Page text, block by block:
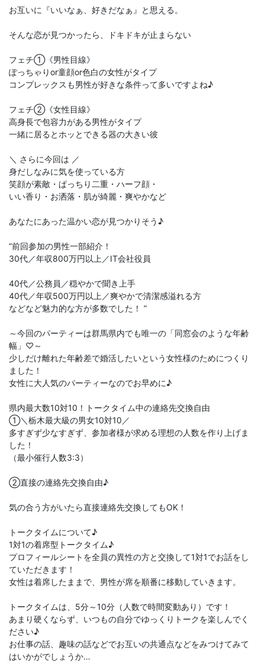
お互いに『いいなぁ、好きだなぁ』と思える。
そんな恋が見つかったら、ドキドキが止まらない
フェチ①《男性目線》
ぽっちゃりor童顔or色白の女性がタイプ
コンプレックスも男性が好きな条件って多いですよね♪
フェチ②《女性目線》
高身長で包容力がある男性がタイプ
一緒に居るとホッとできる器の大きい彼
＼ さらに今回は ／
身だしなみに気を使っている方
笑顔が素敵・ぱっちり二重・ハーフ顔・
いい香り・お洒落・肌が綺麗・爽やかなど
あなたにあった温かい恋が見つかりそう♪
”前回参加の男性一部紹介！
30代／年収800万円以上／IT会社役員
40代／公務員／穏やかで聞き上手
40代／年収500万円以上／爽やかで清潔感溢れる方
などなど魅力的な方が多数でした！ ”
～今回のパーティーは群馬県内でも唯一の「同窓会のような年齢
幅」♡～
少しだけ離れた年齢差で婚活したいという女性様のためにつくり
ました！
女性に大人気のパーティーなのでお早めに♪
県内最大数10対10！トークタイム中の連絡先交換自由
①＼栃木最大級の男女10対10／
多すぎず少なすぎず、参加者様が求める理想の人数を作り上げま
した！
（最小催行人数3:3）
②直接の連絡先交換自由♪
気の合う方がいたら直接連絡先交換してもOK！
トークタイムについて♪
1対1の着席型トークタイム♪
プロフィールシートを全員の異性の方と交換して1対1でお話をし
ていただきます！
女性は着席したままで、男性が席を順番に移動していきます。
トークタイムは、5分～10分（人数で時間変動あり）です！
あまり硬くならず、いつもの自分でゆっくりトークを楽しんでく
ださい♪
お仕事の話、趣味の話などでお互いの共通点などをみつけてみて
はいかがでしょうか…